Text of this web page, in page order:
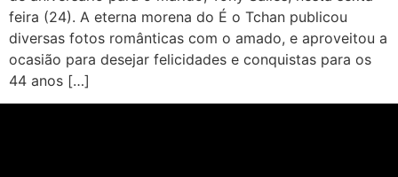
feira (24). A eterna morena do É o Tchan publicou
diversas fotos românticas com o amado, e aproveitou a
ocasião para desejar felicidades e conquistas para os
44 anos […]